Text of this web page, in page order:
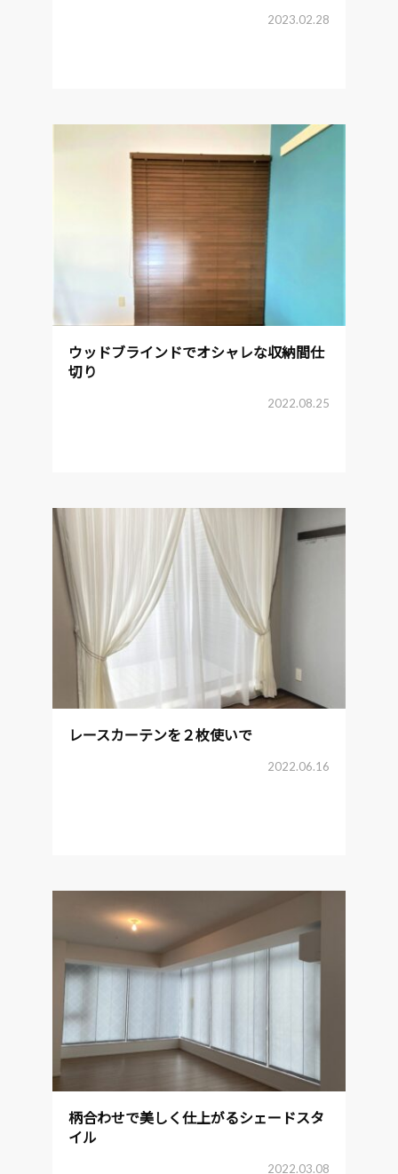
2023.02.28
ウッドブラインドでオシャレな収納間仕
切り
2022.08.25
レースカーテンを２枚使いで
2022.06.16
柄合わせで美しく仕上がるシェードスタ
イル
2022.03.08